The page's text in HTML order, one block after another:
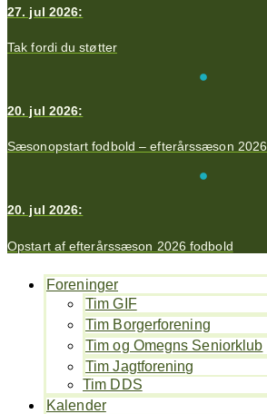
27. jul 2026:
Tak fordi du støtter
20. jul 2026:
Sæsonopstart fodbold – efterårssæson 2026
20. jul 2026:
Opstart af efterårssæson 2026 fodbold
Foreninger
Tim GIF
Tim Borgerforening
Tim og Omegns Seniorklub
Tim Jagtforening
Tim DDS
Kalender